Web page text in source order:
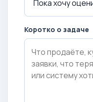
Коротко о задаче